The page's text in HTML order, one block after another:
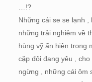
…!?
Những cái se se lạnh ,
những trải nghiệm về
hùng vỹ ẩn hiện trong
cặp đôi đang yêu ,
ngừng , những cái ôm